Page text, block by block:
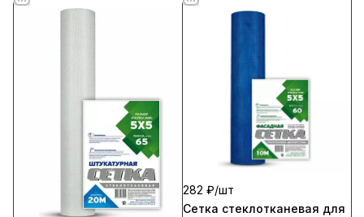
282 ₽/шт
Сетка стеклотканевая для